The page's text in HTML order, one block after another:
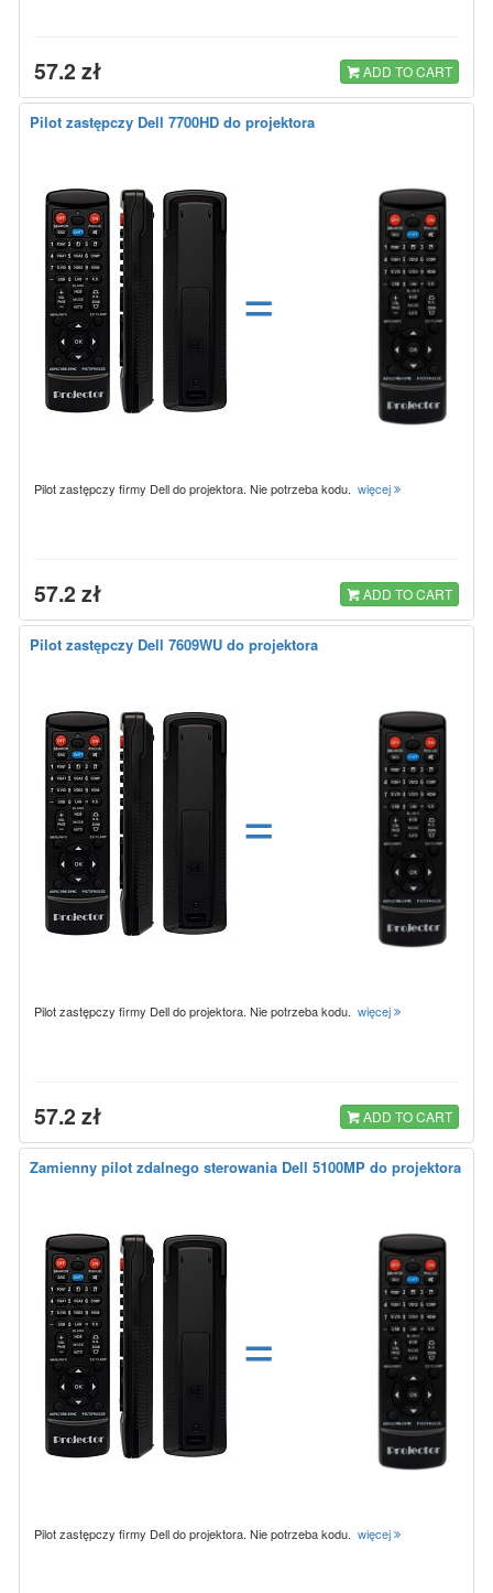
57.2 zł ADD TO CART
Pilot zastępczy Dell 7700HD do projektora
=
Pilot zastępczy firmy Dell do projektora. Nie potrzeba kodu. więcej
57.2 zł ADD TO CART
Pilot zastępczy Dell 7609WU do projektora
=
Pilot zastępczy firmy Dell do projektora. Nie potrzeba kodu. więcej
57.2 zł ADD TO CART
Zamienny pilot zdalnego sterowania Dell 5100MP do projektora
=
Pilot zastępczy firmy Dell do projektora. Nie potrzeba kodu. więcej